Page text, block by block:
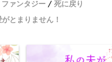
ファンタジー
死に戻り
とまりません！